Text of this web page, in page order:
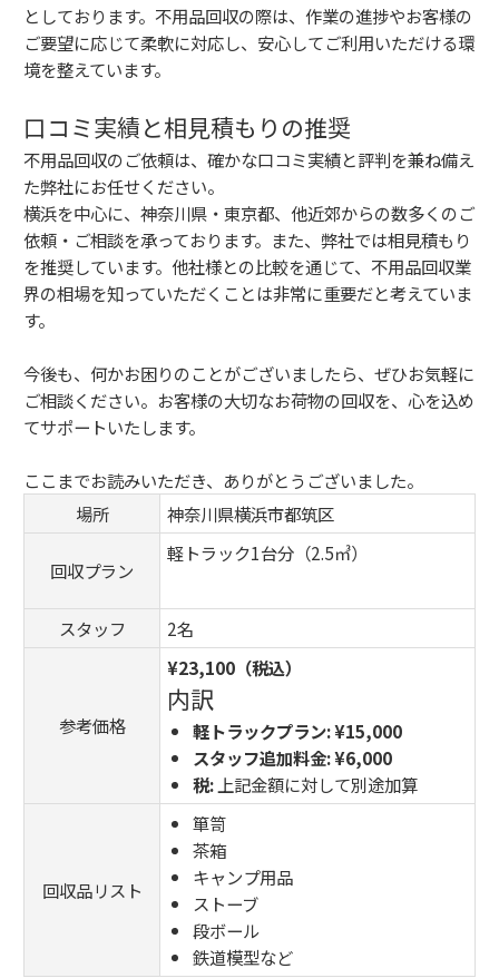
としております。不用品回収の際は、作業の進捗やお客様の
ご要望に応じて柔軟に対応し、安心してご利用いただける環
境を整えています。
口コミ実績と相見積もりの推奨
不用品回収のご依頼は、確かな口コミ実績と評判を兼ね備え
た弊社にお任せください。
横浜を中心に、神奈川県・東京都、他近郊からの数多くのご
依頼・ご相談を承っております。また、弊社では相見積もり
を推奨しています。他社様との比較を通じて、不用品回収業
界の相場を知っていただくことは非常に重要だと考えていま
す。
今後も、何かお困りのことがございましたら、ぜひお気軽に
ご相談ください。お客様の大切なお荷物の回収を、心を込め
てサポートいたします。
ここまでお読みいただき、ありがとうございました。
場所
神奈川県横浜市都筑区
回収プラン
軽トラック1台分（2.5㎥）
スタッフ 2名
参考価格
¥23,100（税込）
内訳
軽トラックプラン:¥15,000
スタッフ追加料金:¥6,000
税:上記金額に対して別途加算
回収品リスト
箪笥
茶箱
キャンプ用品
ストーブ
段ボール
鉄道模型など